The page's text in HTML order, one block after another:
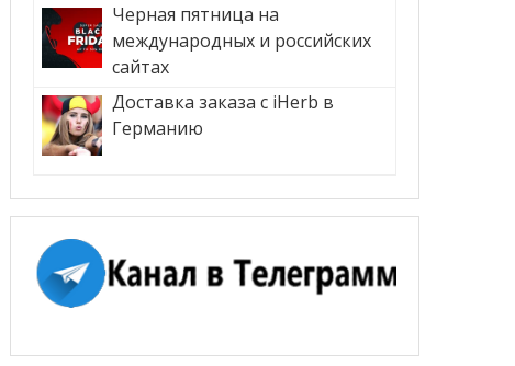
Черная пятница на
международных и российских
сайтах
Доставка заказа с iHerb в
Германию